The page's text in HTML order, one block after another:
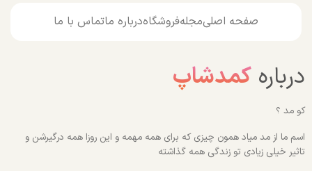
صفحه اصلیمجلهفروشگاهدرباره ماتماس با ما
درباره کمدشاپ
کو مد ؟
اسم ما از مد میاد همون چیزی که برای همه مهمه و این روزا همه درگیرشن و
تاثیر خیلی زیادی تو زندگی همه گذاشته